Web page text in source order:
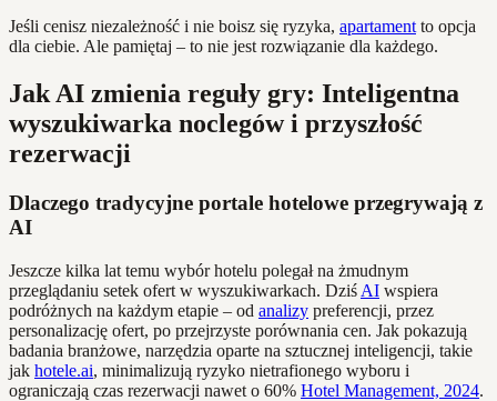
Jeśli cenisz niezależność i nie boisz się ryzyka, apartamentto opcja
dla ciebie. Ale pamiętaj – to nie jest rozwiązanie dla każdego.
Jak AI zmienia reguły gry: Inteligentna
wyszukiwarka noclegów i przyszłość
rezerwacji
Dlaczego tradycyjne portale hotelowe przegrywają z
AI
Jeszcze kilka lat temu wybór hotelu polegał na żmudnym
przeglądaniu setek ofert w wyszukiwarkach. Dziś AI wspiera
podróżnych na każdym etapie – od analizy preferencji, przez
personalizację ofert, po przejrzyste porównania cen. Jak pokazują
badania branżowe, narzędzia oparte na sztucznej inteligencji, takie
jak hotele.ai, minimalizują ryzyko nietrafionego wyboru i
ograniczają czas rezerwacji nawet o 60% Hotel Management, 2024.